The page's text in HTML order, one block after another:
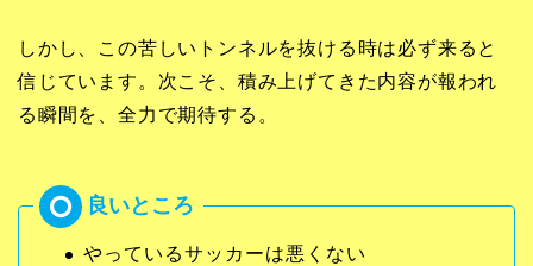
しかし、この苦しいトンネルを抜ける時は必ず来ると
信じています。次こそ、積み上げてきた内容が報われ
る瞬間を、全力で期待する。
やっているサッカーは悪くない